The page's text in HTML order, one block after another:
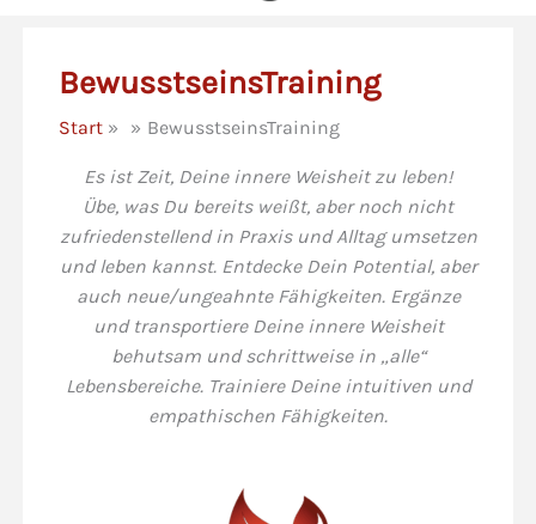
BewusstseinsTraining
Start BewusstseinsTraining
Es ist Zeit, Deine innere Weisheit zu leben!
Übe, was Du bereits weißt, aber noch nicht
zufriedenstellend in Praxis und Alltag umsetzen
und leben kannst. Entdecke Dein Potential, aber
auch neue/ungeahnte Fähigkeiten. Ergänze
und transportiere Deine innere Weisheit
behutsam und schrittweise in „alle“
Lebensbereiche. Trainiere Deine intuitiven und
empathischen Fähigkeiten.